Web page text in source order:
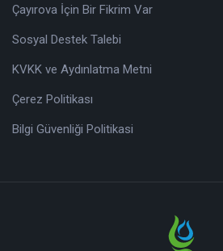
Çayırova İçin Bir Fikrim Var
Sosyal Destek Talebi
KVKK ve Aydınlatma Metni
Çerez Politikası
Bilgi Güvenliği Politikasi